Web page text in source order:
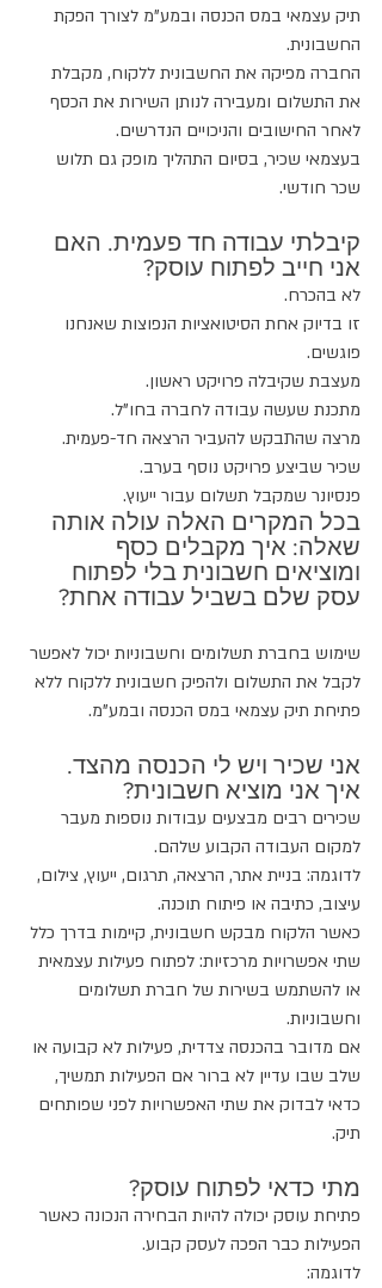
תיק עצמאי במס הכנסה ובמע"מ לצורך הפקת
החשבונית.
החברה מפיקה את החשבונית ללקוח, מקבלת
את התשלום ומעבירה לנותן השירות את הכסף
לאחר החישובים והניכויים הנדרשים.
בעצמאי שכיר, בסיום התהליך מופק גם תלוש
שכר חודשי.
קיבלתי עבודה חד פעמית. האם
אני חייב לפתוח עוסק?
לא בהכרח.
זו בדיוק אחת הסיטואציות הנפוצות שאנחנו
פוגשים.
מעצבת שקיבלה פרויקט ראשון.
מתכנת שעשה עבודה לחברה בחו"ל.
מרצה שהתבקש להעביר הרצאה חד-פעמית.
שכיר שביצע פרויקט נוסף בערב.
פנסיונר שמקבל תשלום עבור ייעוץ.
בכל המקרים האלה עולה אותה
שאלה: איך מקבלים כסף
ומוציאים חשבונית בלי לפתוח
עסק שלם בשביל עבודה אחת?
שימוש בחברת תשלומים וחשבוניות יכול לאפשר
לקבל את התשלום ולהפיק חשבונית ללקוח ללא
פתיחת תיק עצמאי במס הכנסה ובמע"מ.
אני שכיר ויש לי הכנסה מהצד.
איך אני מוציא חשבונית?
שכירים רבים מבצעים עבודות נוספות מעבר
למקום העבודה הקבוע שלהם.
לדוגמה: בניית אתר, הרצאה, תרגום, ייעוץ, צילום,
עיצוב, כתיבה או פיתוח תוכנה.
כאשר הלקוח מבקש חשבונית, קיימות בדרך כלל
שתי אפשרויות מרכזיות: לפתוח פעילות עצמאית
או להשתמש בשירות של חברת תשלומים
וחשבוניות.
אם מדובר בהכנסה צדדית, פעילות לא קבועה או
שלב שבו עדיין לא ברור אם הפעילות תמשיך,
כדאי לבדוק את שתי האפשרויות לפני שפותחים
תיק.
מתי כדאי לפתוח עוסק?
פתיחת עוסק יכולה להיות הבחירה הנכונה כאשר
הפעילות כבר הפכה לעסק קבוע.
לדוגמה: